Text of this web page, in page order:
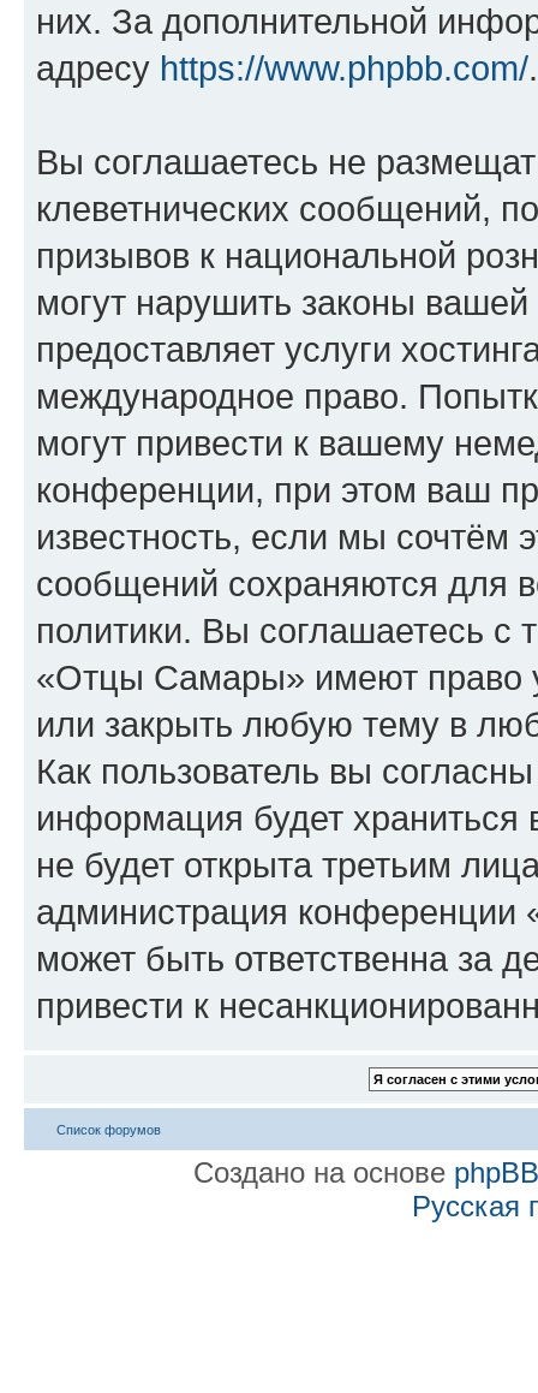
них. За дополнительной
адресу https://www.phpbb.com/.
Вы соглашаетесь не
клеветнических сообщений,
призывов к национальной
могут нарушить законы
предоставляет услуги
международное право.
могут привести к вашему
конференции, при этом ваш
известность, если мы сочтём
сообщений сохраняются для
политики. Вы соглашаетесь
«Отцы Самары» имеют право
или закрыть любую тему в
Как пользователь вы
информация будет
не будет открыта третьим
администрация
может быть ответственна за
привести к
Список форумов
Создано на основе phpBB
Русская